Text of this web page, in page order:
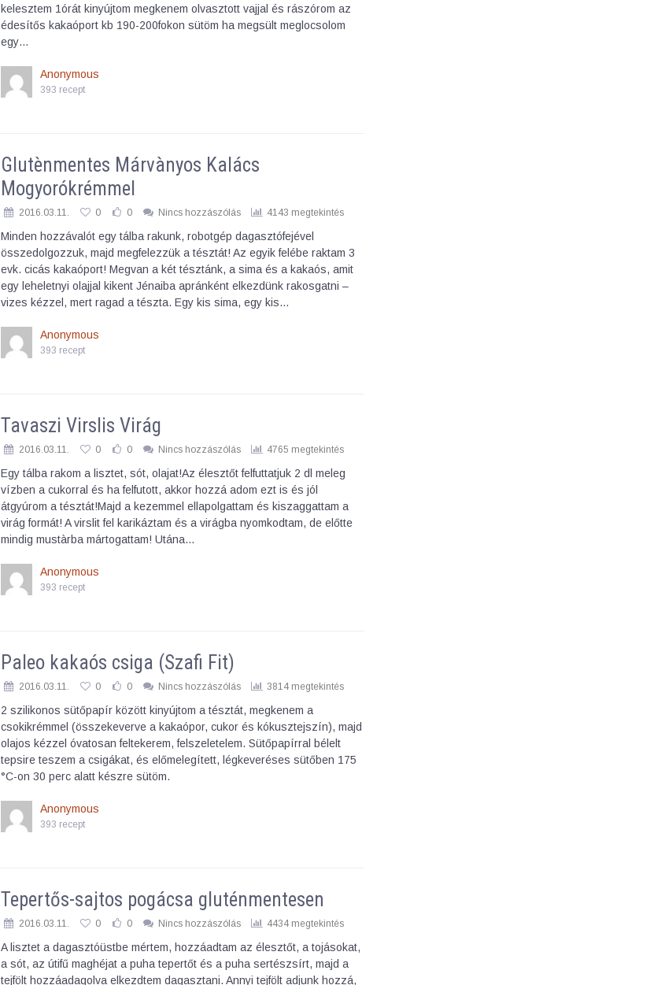
kelesztem 1órát kinyújtom megkenem olvasztott vajjal és rászórom az
édesítős kakaóport kb 190-200fokon sütöm ha megsült meglocsolom
egy…
Anonymous
393 recept
Glutènmentes Márvànyos Kalács
Mogyorókrémmel
2016.03.11. 0 0 Nincs hozzászólás 4143 megtekintés
Minden hozzávalót egy tálba rakunk, robotgép dagasztófejével
összedolgozzuk, majd megfelezzük a tésztát! Az egyik felébe raktam 3
evk. cicás kakaóport! Megvan a két tésztánk, a sima és a kakaós, amit
egy leheletnyi olajjal kikent Jénaiba apránként elkezdünk rakosgatni –
vizes kézzel, mert ragad a tészta. Egy kis sima, egy kis…
Anonymous
393 recept
Tavaszi Virslis Virág
2016.03.11. 0 0 Nincs hozzászólás 4765 megtekintés
Egy tálba rakom a lisztet, sót, olajat!Az élesztőt felfuttatjuk 2 dl meleg
vízben a cukorral és ha felfutott, akkor hozzá adom ezt is és jól
átgyúrom a tésztát!Majd a kezemmel ellapolgattam és kiszaggattam a
virág formát! A virslit fel karikáztam és a virágba nyomkodtam, de előtte
mindig mustàrba mártogattam! Utána…
Anonymous
393 recept
Paleo kakaós csiga (Szafi Fit)
2016.03.11. 0 0 Nincs hozzászólás 3814 megtekintés
2 szilikonos sütőpapír között kinyújtom a tésztát, megkenem a
csokikrémmel (összekeverve a kakaópor, cukor és kókusztejszín), majd
olajos kézzel óvatosan feltekerem, felszeletelem. Sütőpapírral bélelt
tepsire teszem a csigákat, és előmelegített, légkeveréses sütőben 175
°C-on 30 perc alatt készre sütöm.
Anonymous
393 recept
Tepertős-sajtos pogácsa gluténmentesen
2016.03.11. 0 0 Nincs hozzászólás 4434 megtekintés
A lisztet a dagasztóüstbe mértem, hozzáadtam az élesztőt, a tojásokat,
a sót, az útifű maghéjat a puha tepertőt és a puha sertészsírt, majd a
tejfölt hozzáadagolva elkezdtem dagasztani. Annyi tejfölt adjunk hozzá,